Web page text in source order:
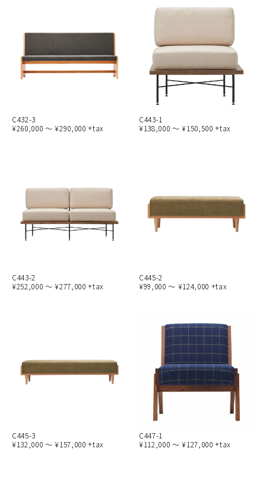
C432-3
¥260,000 ～ ¥290,000 +tax
C443-1
¥138,000 ～ ¥150,500 +tax
C443-2
¥252,000 ～ ¥277,000 +tax
C445-2
¥99,000 ～ ¥124,000 +tax
C445-3
¥132,000 ～ ¥157,000 +tax
C447-1
¥112,000 ～ ¥127,000 +tax